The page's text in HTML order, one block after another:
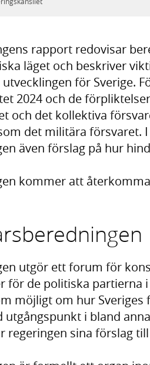
rapport redovisar
läget och beskriver
för Sverige.
2024 och de
och det kollektiva
det militära försvaret.
även förslag på hur
kommer att
utgör ett forum för
för de politiska partierna
möjligt om hur
utgångspunkt i bland
sina förslag